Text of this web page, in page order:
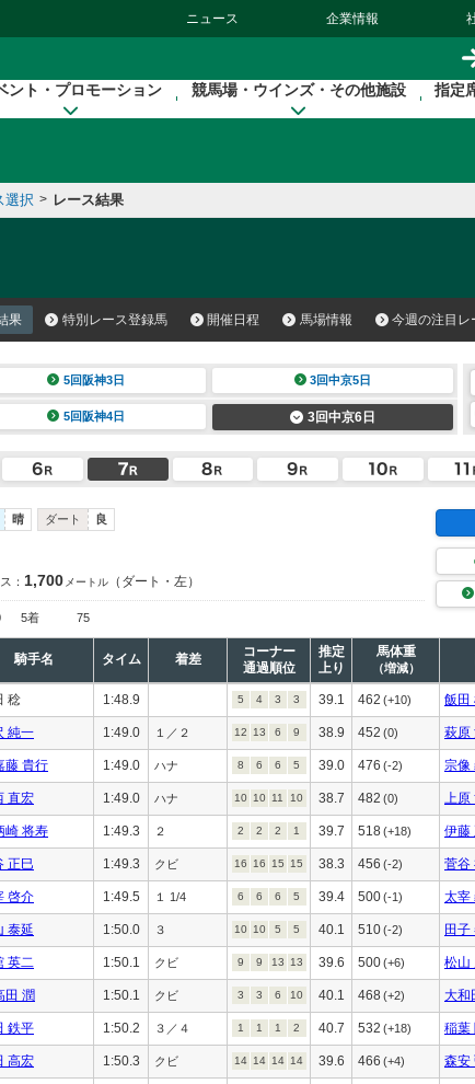
ニュース 企業情報
ント・プロモーション 競馬場・ウインズ・その他施設 指定
選択 > レース結果
果 特別レース登録馬 開催日程 馬場情報 今週の注目レ
5回阪神3日 3回中京5日
5回阪神4日 3回中京6日
晴 ダート 良
： 1,700 メートル （ダート・左）
5着 75
騎手名 タイム 着差
コーナー
通過順位
推定
上り
馬体重
（増減）
稔 1:48.9 5 4 3 3 39.1 462 (+10) 飯田
純一 1:49.0 １／２ 12 13 6 9 38.9 452 (0) 萩原
藤 貴行 1:49.0 ハナ 8 6 6 5 39.0 476 (-2) 宗像
直宏 1:49.0 ハナ 10 10 11 10 38.7 482 (0) 上原
崎 将寿 1:49.3 ２ 2 2 2 1 39.7 518(+18) 伊藤
正巳 1:49.3 クビ 16 16 15 15 38.3 456 (-2) 菅谷
啓介 1:49.5 １ 1/4 6 6 6 5 39.4 500(-1) 太宰
泰延 1:50.0 ３ 10 10 5 5 40.1 510(-2) 田子
英二 1:50.1 クビ 9 9 13 13 39.6 500(+6) 松山
田 潤 1:50.1 クビ 3 3 6 10 40.1 468 (+2) 大和
鉄平 1:50.2 ３／４ 1 1 1 2 40.7 532 (+18) 稲葉
高宏 1:50.3 クビ 14 14 14 14 39.6 466 (+4) 森安